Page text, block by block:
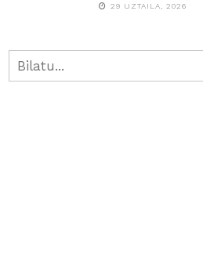
29 UZTAILA, 2026